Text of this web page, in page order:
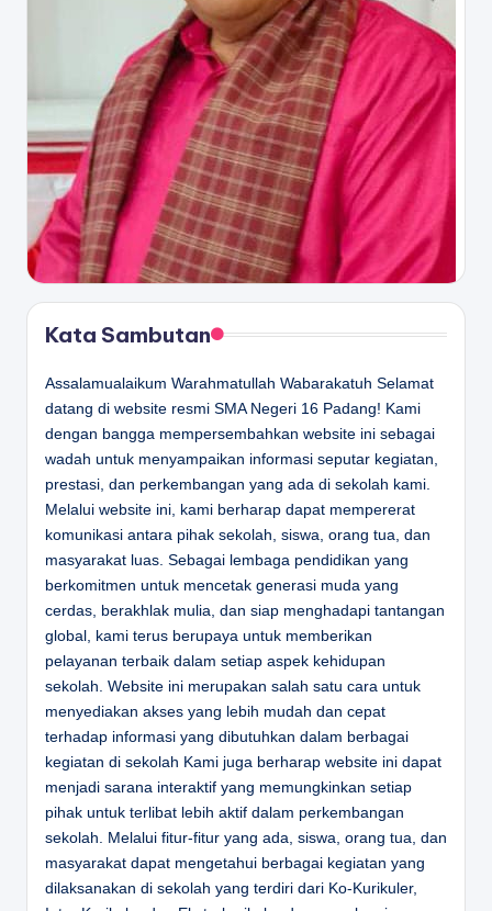
Kata Sambutan
Assalamualaikum Warahmatullah Wabarakatuh Selamat
datang di website resmi SMA Negeri 16 Padang! Kami
dengan bangga mempersembahkan website ini sebagai
wadah untuk menyampaikan informasi seputar kegiatan,
prestasi, dan perkembangan yang ada di sekolah kami.
Melalui website ini, kami berharap dapat mempererat
komunikasi antara pihak sekolah, siswa, orang tua, dan
masyarakat luas. Sebagai lembaga pendidikan yang
berkomitmen untuk mencetak generasi muda yang
cerdas, berakhlak mulia, dan siap menghadapi tantangan
global, kami terus berupaya untuk memberikan
pelayanan terbaik dalam setiap aspek kehidupan
sekolah. Website ini merupakan salah satu cara untuk
menyediakan akses yang lebih mudah dan cepat
terhadap informasi yang dibutuhkan dalam berbagai
kegiatan di sekolah Kami juga berharap website ini dapat
menjadi sarana interaktif yang memungkinkan setiap
pihak untuk terlibat lebih aktif dalam perkembangan
sekolah. Melalui fitur-fitur yang ada, siswa, orang tua, dan
masyarakat dapat mengetahui berbagai kegiatan yang
dilaksanakan di sekolah yang terdiri dari Ko-Kurikuler,